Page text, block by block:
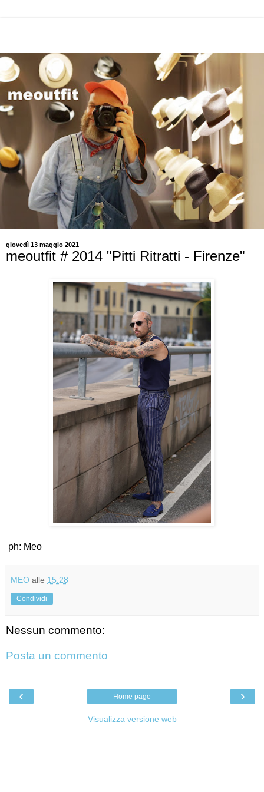
giovedì 13 maggio 2021
meoutfit # 2014 "Pitti Ritratti - Firenze"
ph: Meo
MEO alle 15:28
Condividi
Nessun commento:
Posta un commento
‹ ›
Home page
Visualizza versione web